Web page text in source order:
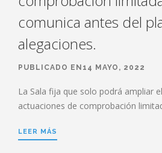
comunica antes del
alegaciones.
PUBLICADO EN14 MAYO, 2022
La Sala fija que solo podrá ampliar
actuaciones de comprobación
LEER MÁS